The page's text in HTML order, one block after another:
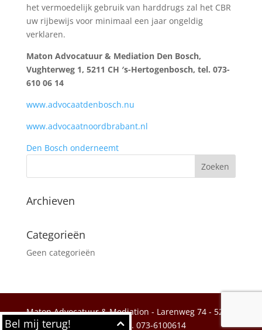
het vermoedelijk gebruik van harddrugs zal het CBR
uw rijbewijs voor minimaal een jaar ongeldig
verklaren.
Maton Advocatuur & Mediation Den Bosch,
Vughterweg 1, 5211 CH ′s-Hertogenbosch, tel. 073-
610 06 14
www.advocaatdenbosch.nu
www.advocaatnoordbrabant.nl
Den Bosch onderneemt
Archieven
Categorieën
Geen categorieën
Maton Advocatuur & Mediation - Larenweg 74 - 5234
KC 's-Hertogenbosch
tel. 073-6100614
Bel mij terug!